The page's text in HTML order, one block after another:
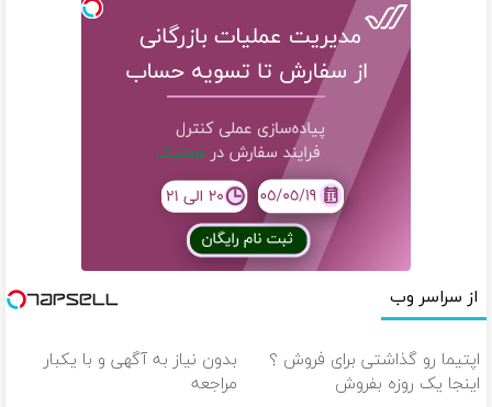
از سراسر وب
اپتیما رو گذاشتی برای فروش ؟
اینجا یک روزه بفروش
بدون نیاز به آگهی و با یکبار
مراجعه